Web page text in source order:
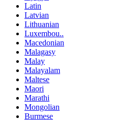
Latin
Latvian
Lithuanian
Luxembou..
Macedonian
Malagasy
Malay
Malayalam
Maltese
Maori
Marathi
Mongolian
Burmese